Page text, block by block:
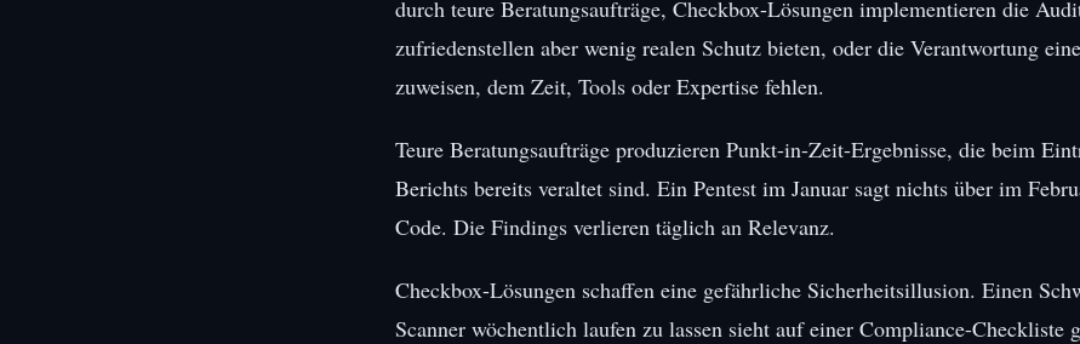
durch teure Beratungsaufträge, Checkbox-Lösungen implementieren die
zufriedenstellen aber wenig realen Schutz bieten, oder die Verantwortung
zuweisen, dem Zeit, Tools oder Expertise fehlen.
Teure Beratungsaufträge produzieren Punkt-in-Zeit-Ergebnisse, die beim
Berichts bereits veraltet sind. Ein Pentest im Januar sagt nichts über im
Code. Die Findings verlieren täglich an Relevanz.
Checkbox-Lösungen schaffen eine gefährliche Sicherheitsillusion. Einen
Scanner wöchentlich laufen zu lassen sieht auf einer Compliance-Checkliste